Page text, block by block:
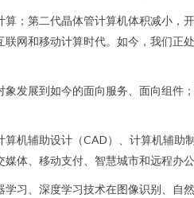
；第二代晶体管计算机体积减小，
网和移动计算时代。如今，我们正
发展到如今的面向服务、面向组件
机辅助设计（CAD）、计算机辅
体、移动支付、智慧城市和远程办
习、深度学习技术在图像识别、自